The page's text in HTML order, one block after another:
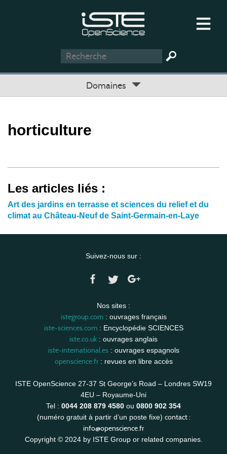
Domaines
horticulture
Les articles liés :
Art des jardins en terrasse et sciences du relief et du
climat au Château-Neuf de Saint-Germain-en-Laye
Suivez-nous sur :
Nos sites :
istegroup.com: ouvrages français
iste-sciences.com: Encyclopédie SCIENCES
iste.co.uk : ouvrages anglais
iste-international.es: ouvrages espagnols
openscience.fr: revues en libre accès
ISTE OpenScience 27-37 St George’s Road – Londres SW19
4EU – Royaume-Uni
Tel : 0044 208 879 4580 ou 0800 902 354
(numéro gratuit à partir d’un poste fixe) contact :
info@openscience.fr
Copyright © 2024 by ISTE Group or related companies.